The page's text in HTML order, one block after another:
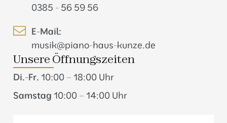
0385 - 56 59 56
E-Mail:
musik@piano-haus-kunze.de
Unsere Öffnungszeiten
Di.-Fr. 10:00 – 18:00 Uhr
Samstag 10:00 – 14:00 Uhr